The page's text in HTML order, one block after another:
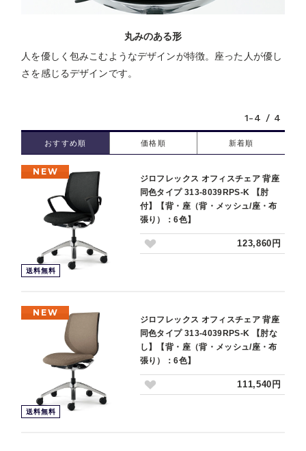
丸みのある形
人を優しく包みこむようなデザインが特徴。座った人が優し
さを感じるデザインです。
1-4 / 4
おすすめ順 価格順 新着順
NEW
送料無料
ジロフレックス オフィスチェア 背座
同色タイプ 313-8039RPS-K 【肘
付】【背・座（背・メッシュ/座・布
張り）：6色】
123,860円
NEW
送料無料
ジロフレックス オフィスチェア 背座
同色タイプ 313-4039RPS-K 【肘な
し】【背・座（背・メッシュ/座・布
張り）：6色】
111,540円